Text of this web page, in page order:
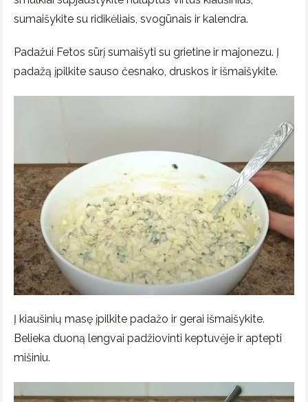
sumaišykite su ridikėliais, svogūnais ir kalendra.
Padažui Fetos sūrį sumaišyti su grietine ir majonezu. Į
padažą įpilkite sauso česnako, druskos ir išmaišykite.
Į kiaušinių masę įpilkite padažo ir gerai išmaišykite.
Belieka duoną lengvai padžiovinti keptuvėje ir aptepti
mišiniu.